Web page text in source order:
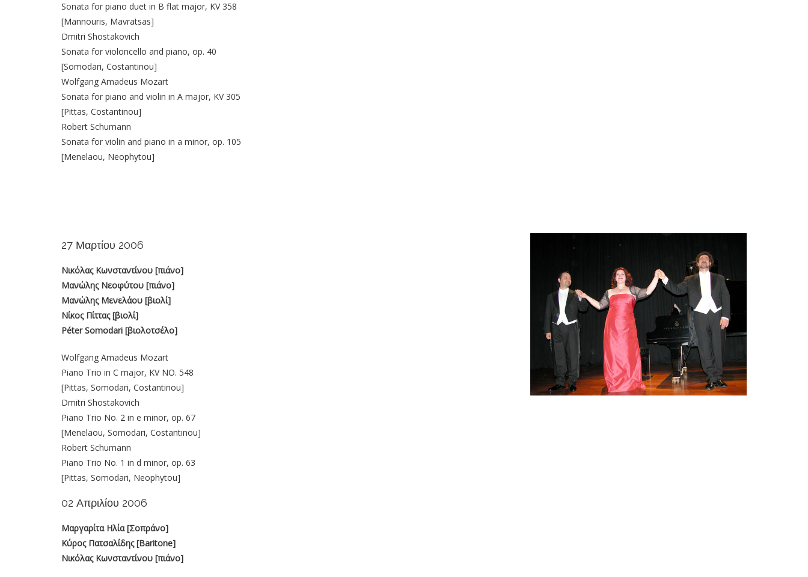
Sonata for piano duet in B flat major, KV 358
[Mannouris, Mavratsas]
Dmitri Shostakovich
Sonata for violoncello and piano, op. 40
[Somodari, Costantinou]
Wolfgang Amadeus Mozart
Sonata for piano and violin in A major, KV 305
[Pittas, Costantinou]
Robert Schumann
Sonata for violin and piano in a minor, op. 105
[Menelaou, Neophytou]
27 Μαρτίου 2006
Νικόλας Κωνσταντίνου [πιάνο]
Μανώλης Νεοφύτου [πιάνο]
Μανώλης Μενελάου [βιολί]
Νίκος Πίττας [βιολί]
Péter Somodari [βιολοτσέλο]
Wolfgang Amadeus Mozart
Piano Trio in C major, KV NO. 548
[Pittas, Somodari, Costantinou]
Dmitri Shostakovich
Piano Trio No. 2 in e minor, op. 67
[Menelaou, Somodari, Costantinou]
Robert Schumann
Piano Trio No. 1 in d minor, op. 63
[Pittas, Somodari, Neophytou]
02 Απριλίου 2006
Μαργαρίτα Ηλία [Σοπράνο]
Κύρος Πατσαλίδης [Baritone]
Νικόλας Κωνσταντίνου [πιάνο]